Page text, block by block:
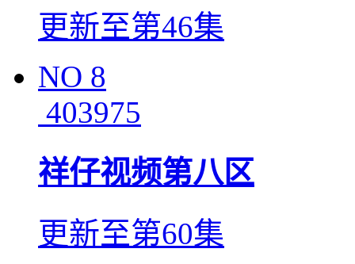
更新至第46集
NO 8
403975
祥仔视频第八区
更新至第60集